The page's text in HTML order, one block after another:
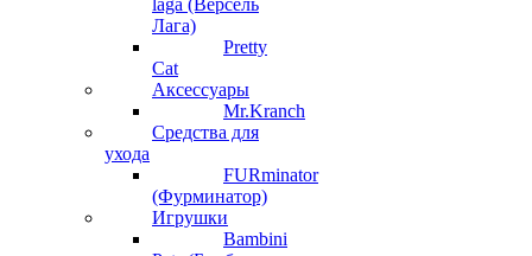
laga (Версель
Лага)
Pretty
Cat
Аксессуары
Mr.Kranch
Средства для
ухода
FURminator
(Фурминатор)
Игрушки
Bambini